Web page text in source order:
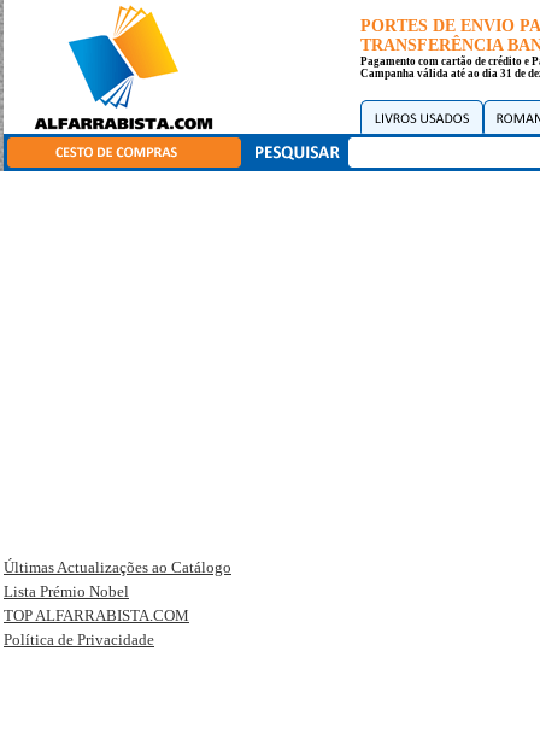
PORTES DE ENVIO
TRANSFERÊNCIA
Pagamento com cartão de crédito e
Campanha válida até ao dia 31 de
Últimas Actualizações ao Catálogo
Lista Prémio Nobel
TOP ALFARRABISTA.COM
Política de Privacidade